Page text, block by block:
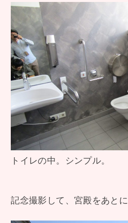
トイレの中。シンプル。
記念撮影して、宮殿をあとに